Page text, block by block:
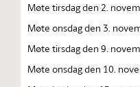
Møte tirsdag den 2.
Møte onsdag den 3.
Møte tirsdag den 9.
Møte onsdag den 10.